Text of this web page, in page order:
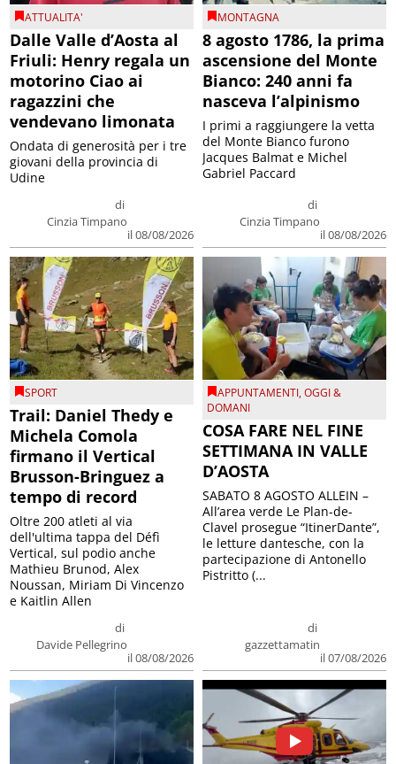
ATTUALITA'
Dalle Valle d’Aosta al
Friuli: Henry regala un
motorino Ciao ai
ragazzini che
vendevano limonata
di
Cinzia Timpano
il 08/08/2026
Ondata di generosità per i tre
giovani della provincia di
Udine
MONTAGNA
8 agosto 1786, la prima
ascensione del Monte
Bianco: 240 anni fa
nasceva l’alpinismo
di
Cinzia Timpano
il 08/08/2026
I primi a raggiungere la vetta
del Monte Bianco furono
Jacques Balmat e Michel
Gabriel Paccard
SPORT
Trail: Daniel Thedy e
Michela Comola
firmano il Vertical
Brusson-Bringuez a
tempo di record
di
Davide Pellegrino
il 08/08/2026
Oltre 200 atleti al via
dell'ultima tappa del Défì
Vertical, sul podio anche
Mathieu Brunod, Alex
Noussan, Miriam Di Vincenzo
e Kaitlin Allen
APPUNTAMENTI,OGGI &
DOMANI
COSA FARE NEL FINE
SETTIMANA IN VALLE
D’AOSTA
di
gazzettamatin
il 07/08/2026
SABATO 8 AGOSTO ALLEIN –
All’area verde Le Plan-de-
Clavel prosegue “ItinerDante”,
le letture dantesche, con la
partecipazione di Antonello
Pistritto (...